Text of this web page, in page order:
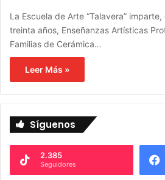
La Escuela de Arte “Talavera”
treinta años, Enseñanzas Artísticas
Familias de Cerámica…
Leer Más »
Síguenos
2.385
Seguidores